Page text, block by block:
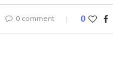
0 comment 0